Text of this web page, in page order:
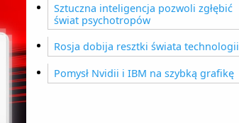
Sztuczna inteligencja pozwoli zgłębić
świat psychotropów
Rosja dobija resztki świata technologii
Pomysł Nvidii i IBM na szybką grafikę